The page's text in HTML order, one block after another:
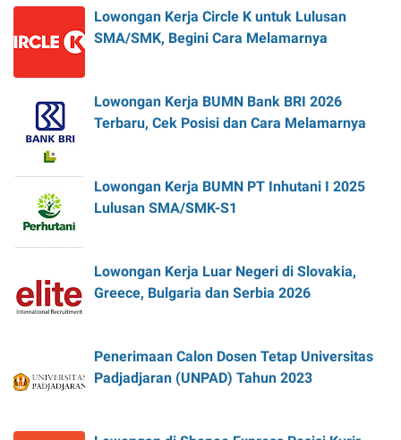
Lowongan Kerja Circle K untuk Lulusan
SMA/SMK, Begini Cara Melamarnya
Lowongan Kerja BUMN Bank BRI 2026
Terbaru, Cek Posisi dan Cara Melamarnya
Lowongan Kerja BUMN PT Inhutani I 2025
Lulusan SMA/SMK-S1
Lowongan Kerja Luar Negeri di Slovakia,
Greece, Bulgaria dan Serbia 2026
Penerimaan Calon Dosen Tetap Universitas
Padjadjaran (UNPAD) Tahun 2023